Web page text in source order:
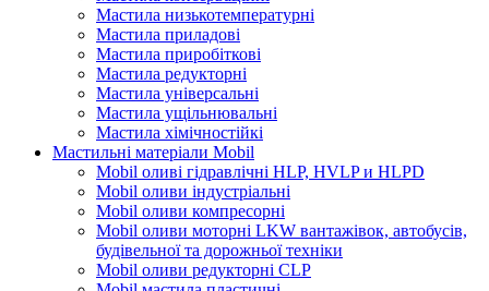
Мастила низькотемпературні
Мастила приладові
Мастила приробіткові
Мастила редукторні
Мастила універсальні
Мастила ущільнювальні
Мастила хімічностійкі
Мастильні матеріали Mobil
Mobil оливі гідравлічні HLP, HVLP и HLPD
Mobil оливи індустріальні
Mobil оливи компресорні
Mobil оливи моторні LKW вантажівок, автобусів,
будівельної та дорожньої техніки
Mobil оливи редукторні CLP